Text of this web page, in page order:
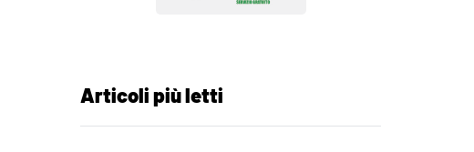
Articoli più letti